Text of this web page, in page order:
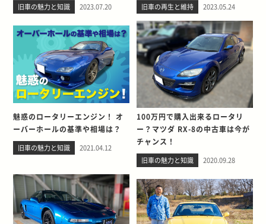
旧車の魅力と知識 2023.07.20 旧車の再生と維持 2023.05.24
魅惑のロータリーエンジン！ オ
ーバーホールの基準や相場は？
旧車の魅力と知識 2021.04.12
100万円で購入出来るロータリ
ー？マツダ RX-8の中古車は今が
チャンス！
旧車の魅力と知識 2020.09.28